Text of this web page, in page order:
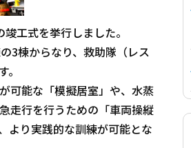
工式を挙行しました。
3棟からなり、救助隊（レス
可能な「模擬居室」や、水蒸
走行を行うための「車両操縦
より実践的な訓練が可能とな